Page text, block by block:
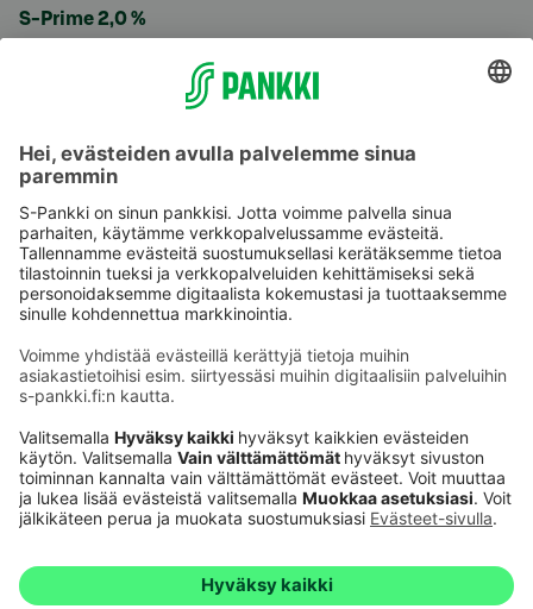
S-Prime 2,0 %
Käyttöehdot
Saavutettavuusseloste
Evästeet
Verkkopalvelujen käytön edellytykset